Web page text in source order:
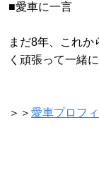
■愛車に一言
まだ8年、これ
く頑張って一緒
＞＞ 愛車プロフ